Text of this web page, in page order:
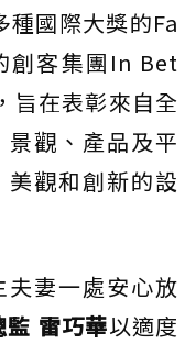
國際大獎的Fa
創客集團In Bet
旨在表彰來自全
觀、產品及平
觀和創新的設
妻一處安心放
雷巧華以適度